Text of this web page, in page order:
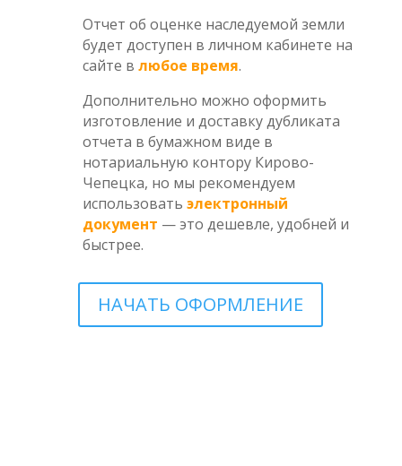
Отчет об оценке наследуемой земли
будет доступен в личном кабинете на
сайте в любое время.
Дополнительно можно оформить
изготовление и доставку дубликата
отчета в бумажном виде в
нотариальную контору Кирово-
Чепецка, но мы рекомендуем
использовать электронный
документ — это дешевле, удобней и
быстрее.
НАЧАТЬ ОФОРМЛЕНИЕ